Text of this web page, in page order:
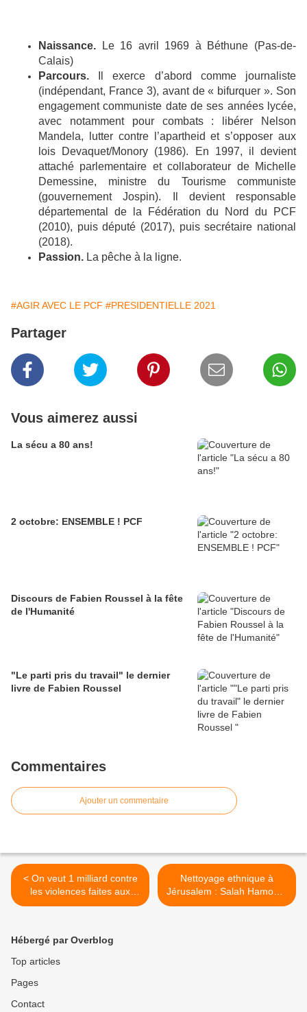
Naissance. Le 16 avril 1969 à Béthune (Pas-de-
Calais)
Parcours.
Il exerce d’abord comme journaliste
(indépendant, France 3), avant de « bifurquer ». Son
engagement communiste date de ses années lycée,
avec notamment pour combats : libérer Nelson
Mandela, lutter contre l’apartheid et s’opposer aux
lois Devaquet/Monory (1986). En 1997, il devient
attaché parlementaire et collaborateur de Michelle
Demessine, ministre du Tourisme communiste
(gouvernement Jospin). Il devient responsable
départemental de la Fédération du Nord du PCF
(2010), puis député (2017), puis secrétaire national
(2018).
Passion. La pêche à la ligne.
#AGIR AVEC LE PCF #PRESIDENTIELLE 2021
Partager
Vous aimerez aussi
La sécu a 80 ans!
2 octobre: ENSEMBLE ! PCF
Discours de Fabien Roussel à la fête
de l'Humanité
"Le parti pris du travail" le dernier
livre de Fabien Roussel
Commentaires
Ajouter un commentaire
< On veut 1 milliard contre
les violences faites aux
femmes. PCF
Nettoyage ethnique à
Jérusalem : Salah Hamouri,
un exemple symbolique.
Hébergé par Overblog
Top articles
Pages
Contact